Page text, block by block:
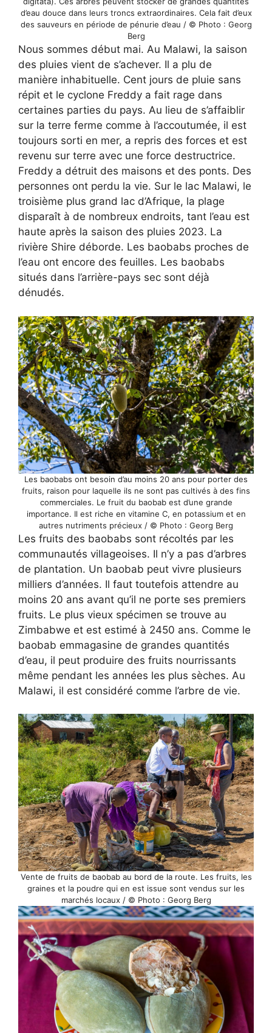
d’eau douce dans leurs troncs extraordinaires. Cela fait d’eux
des sauveurs en période de pénurie d’eau / © Photo : Georg
Berg
Nous sommes début mai. Au Malawi, la saison
des pluies vient de s’achever. Il a plu de
manière inhabituelle. Cent jours de pluie sans
répit et le cyclone Freddy a fait rage dans
certaines parties du pays. Au lieu de s’affaiblir
sur la terre ferme comme à l’accoutumée, il est
toujours sorti en mer, a repris des forces et est
revenu sur terre avec une force destructrice.
Freddy a détruit des maisons et des ponts. Des
personnes ont perdu la vie. Sur le lac Malawi, le
troisième plus grand lac d’Afrique, la plage
disparaît à de nombreux endroits, tant l’eau est
haute après la saison des pluies 2023. La
rivière Shire déborde. Les baobabs proches de
l’eau ont encore des feuilles. Les baobabs
situés dans l’arrière-pays sec sont déjà
dénudés.
Les baobabs ont besoin d’au moins 20 ans pour porter des
fruits, raison pour laquelle ils ne sont pas cultivés à des fins
commerciales. Le fruit du baobab est d’une grande
importance. Il est riche en vitamine C, en potassium et en
autres nutriments précieux / © Photo : Georg Berg
Les fruits des baobabs sont récoltés par les
communautés villageoises. Il n’y a pas d’arbres
de plantation. Un baobab peut vivre plusieurs
milliers d’années. Il faut toutefois attendre au
moins 20 ans avant qu’il ne porte ses premiers
fruits. Le plus vieux spécimen se trouve au
Zimbabwe et est estimé à 2450 ans. Comme le
baobab emmagasine de grandes quantités
d’eau, il peut produire des fruits nourrissants
même pendant les années les plus sèches. Au
Malawi, il est considéré comme l’arbre de vie.
Vente de fruits de baobab au bord de la route. Les fruits, les
graines et la poudre qui en est issue sont vendus sur les
marchés locaux / © Photo : Georg Berg